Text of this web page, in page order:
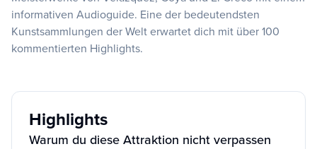
informativen Audioguide. Eine der bedeutendsten
Kunstsammlungen der Welt erwartet dich mit über 100
kommentierten Highlights.
Highlights
Warum du diese Attraktion nicht verpassen